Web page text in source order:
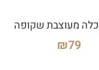
מעוצבת שקופה
₪79